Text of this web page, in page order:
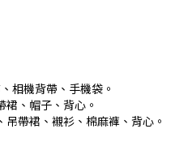
相機背帶、手機袋。
、帽子、背心。
帶裙、襯衫、棉麻褲、背心。